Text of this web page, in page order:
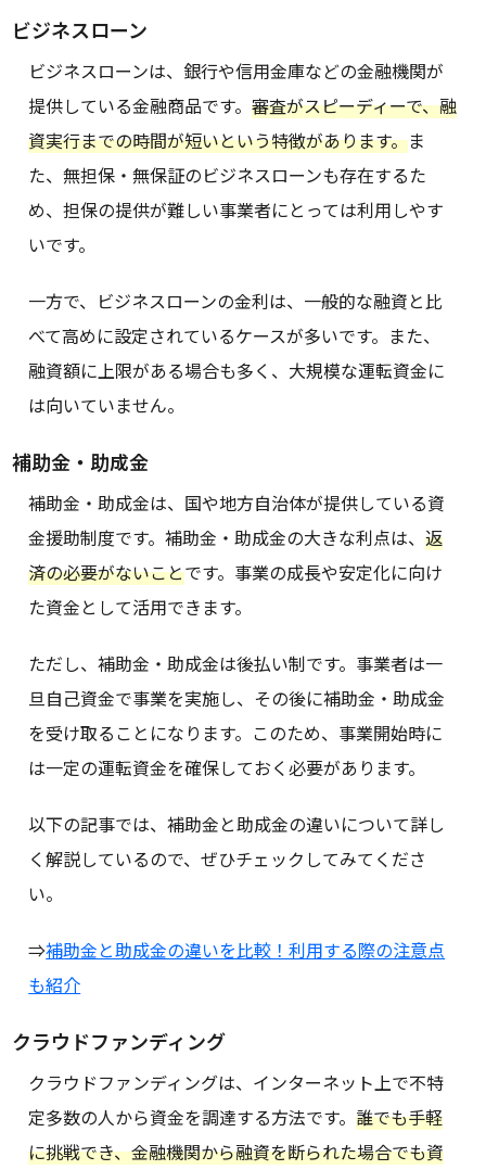
ビジネスローン
ビジネスローンは、銀行や信用金庫などの金融機関が
提供している金融商品です。審査がスピーディーで、融
資実行までの時間が短いという特徴があります。ま
た、無担保・無保証のビジネスローンも存在するた
め、担保の提供が難しい事業者にとっては利用しやす
いです。
一方で、ビジネスローンの金利は、一般的な融資と比
べて高めに設定されているケースが多いです。また、
融資額に上限がある場合も多く、大規模な運転資金に
は向いていません。
補助金・助成金
補助金・助成金は、国や地方自治体が提供している資
金援助制度です。補助金・助成金の大きな利点は、返
済の必要がないことです。事業の成長や安定化に向け
た資金として活用できます。
ただし、補助金・助成金は後払い制です。事業者は一
旦自己資金で事業を実施し、その後に補助金・助成金
を受け取ることになります。このため、事業開始時に
は一定の運転資金を確保しておく必要があります。
以下の記事では、補助金と助成金の違いについて詳し
く解説しているので、ぜひチェックしてみてくださ
い。
⇒補助金と助成金の違いを比較！利用する際の注意点
も紹介
クラウドファンディング
クラウドファンディングは、インターネット上で不特
定多数の人から資金を調達する方法です。誰でも手軽
に挑戦でき、金融機関から融資を断られた場合でも資